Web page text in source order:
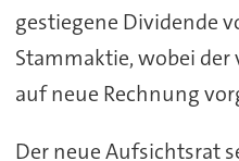
gestiegene Dividende
Stammaktie, wobei der
auf neue Rechnung
Der neue Aufsichtsrat